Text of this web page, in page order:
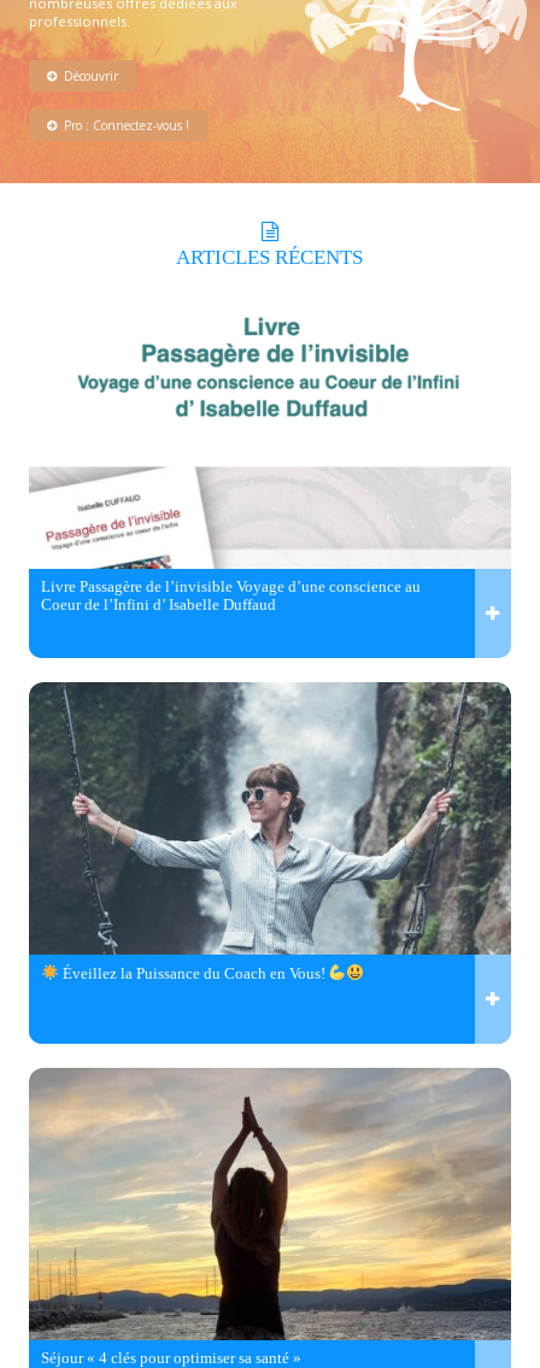
professionnels.
Découvrir
Pro : Connectez-vous !
ARTICLES RÉCENTS
Livre Passagère de l’invisible Voyage d’une conscience au
Coeur de l’Infini d’ Isabelle Duffaud
Éveillez la Puissance du Coach en Vous!
Séjour « 4 clés pour optimiser sa santé »